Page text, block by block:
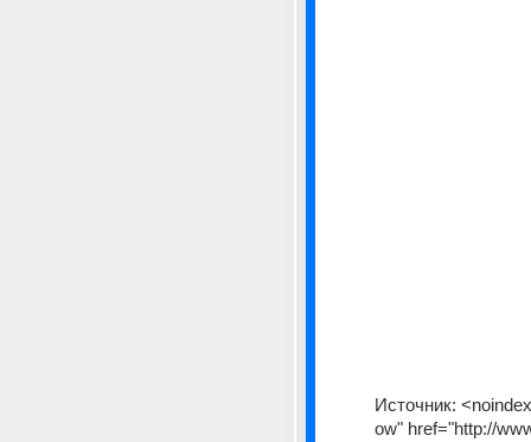
Источник:
ow" href="http://